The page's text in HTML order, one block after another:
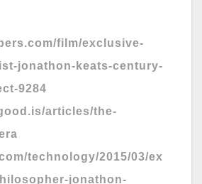
film/exclusive-
jonathon-keats-century-
9284
articles/the-
technology/2015/03/ex
jonathon-